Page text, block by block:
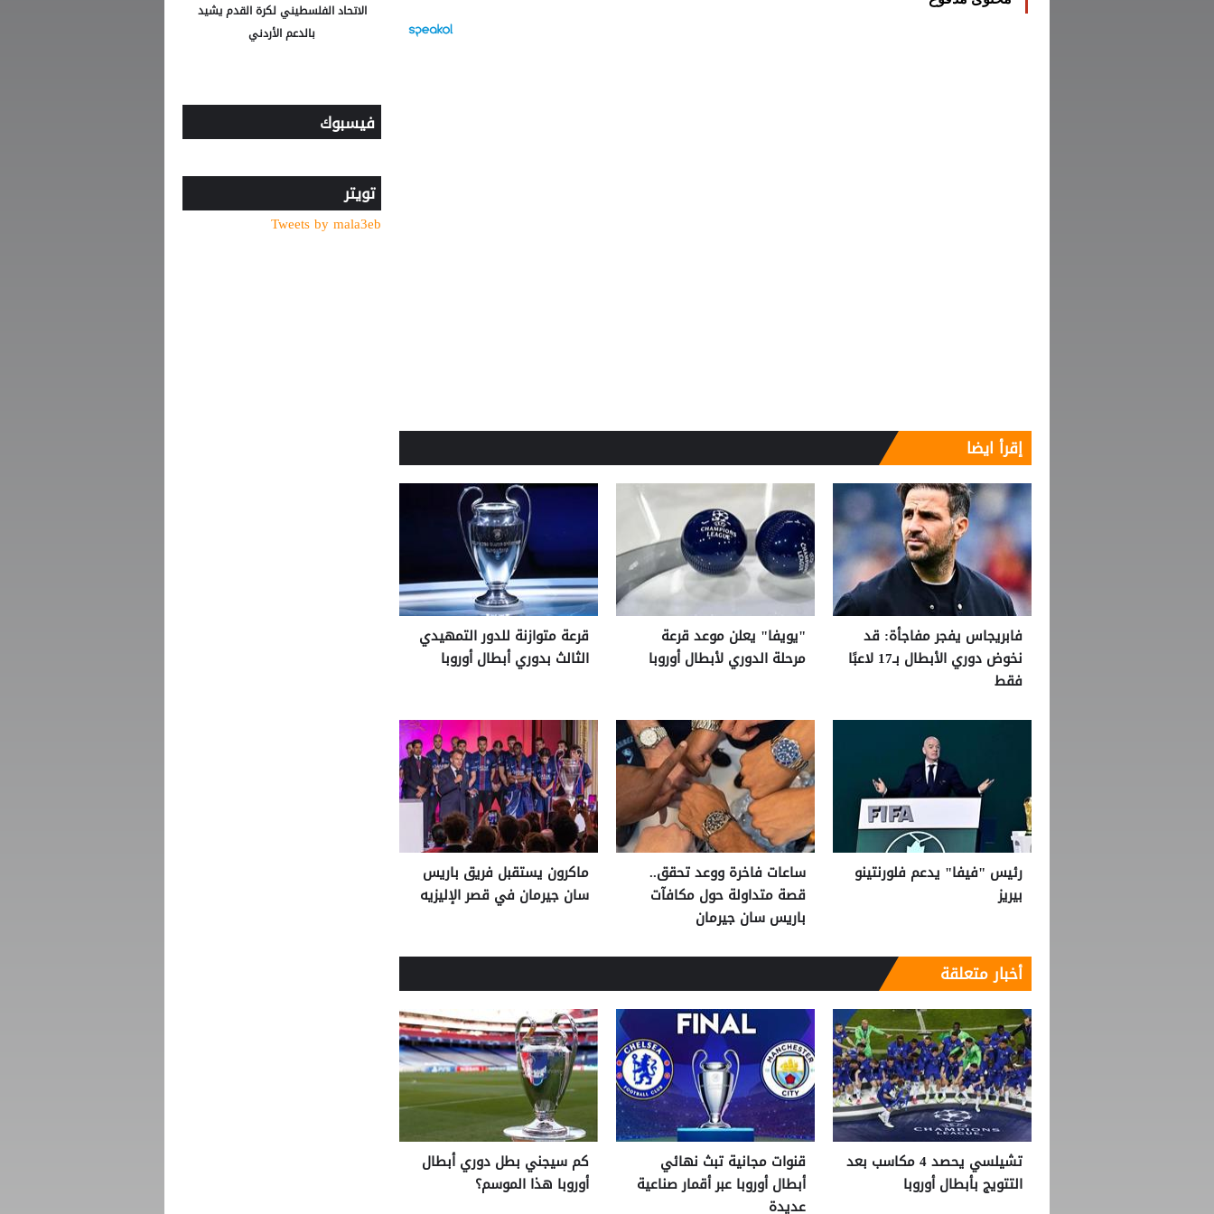
إقرأ ايضا
فابريجاس يفجر مفاجأة: قد
نخوض دوري الأبطال بـ17 لاعبًا
فقط
"يويفا" يعلن موعد قرعة
مرحلة الدوري لأبطال أوروبا
قرعة متوازنة للدور التمهيدي
الثالث بدوري أبطال أوروبا
رئيس "فيفا" يدعم فلورنتينو
بيريز
ساعات فاخرة ووعد تحقق..
قصة متداولة حول مكافآت
باريس سان جيرمان
ماكرون يستقبل فريق باريس
سان جيرمان في قصر الإليزيه
أخبار متعلقة
تشيلسي يحصد 4 مكاسب بعد
التتويج بأبطال أوروبا
قنوات مجانية تبث نهائي
أبطال أوروبا عبر أقمار صناعية
عديدة
كم سيجني بطل دوري أبطال
أوروبا هذا الموسم؟
الاتحاد الفلسطيني لكرة القدم يشيد
بالدعم الأردني
فيسبوك
تويتر
Tweets by mala3eb